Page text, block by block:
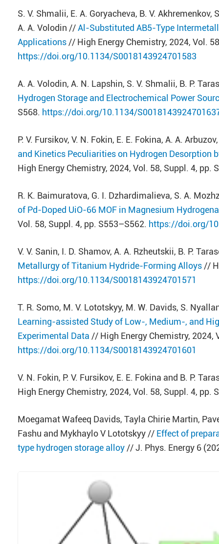
S. V. Shmalii, E. A. Goryacheva, B. V.
A. A. Volodin //Al-Substituted AB5-Type
Applications // High Energy Chemistry, 2024, Vol.
https://doi.org/10.1134/S0018143924701583
A. A. Volodin, A. N. Lapshin, S. V. Shmalii, B. P.
Hydrogen Storage and Electrochemical Power
S568. https://doi.org/10.1134/
P. V. Fursikov, V. N. Fokin, E. E. Fokina, A. A.
and Kinetics Peculiarities on Hydrogen Desorption
High Energy Chemistry, 2024, Vol. 58, Suppl. 4, pp.
R. K. Baimuratova, G. I. Dzhardimalieva, S. A.
of Pd-Doped UiO-66 MOF in Magnesium
Vol. 58, Suppl. 4, pp. S553–S562. https://doi.org/
V. V. Sanin, I. D. Shamov, A. A. Rzheutskii, B. P.
Metallurgy of Titanium Hydride-Forming Alloys //
https://doi.org/10.1134/S0018143924701571
T. R. Somo, M. V. Lototskyy, M. W. Davids, S.
Learning-assisted Study of Low-, Medium-, and
Experimental Data // High Energy Chemistry, 2024,
https://doi.org/10.1134/S0018143924701601
V. N. Fokin, P. V. Fursikov, E. E. Fokina and B. P.
High Energy Chemistry, 2024, Vol. 58, Suppl. 4, pp.
Moegamat Wafeeq Davids, Tayla Chirie Martin,
Fashu and Mykhaylo V Lototskyy // Effect of
type hydrogen storage alloy // J. Phys. Energy 6